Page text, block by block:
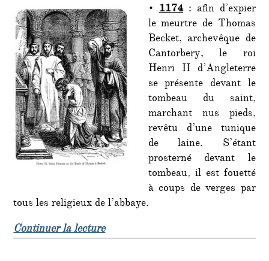
•1174 : afin d’expier
le meurtre de Thomas
Becket, archevêque de
Cantorbery, le roi
Henri II d’Angleterre
se présente devant le
tombeau du saint,
marchant nus pieds,
revêtu d’une tunique
de laine. S’étant
prosterné devant le
tombeau, il est fouetté
à coups de verges par
tous les religieux de l’abbaye.
Continuer la lecturede « C’était un… 12 juillet : »